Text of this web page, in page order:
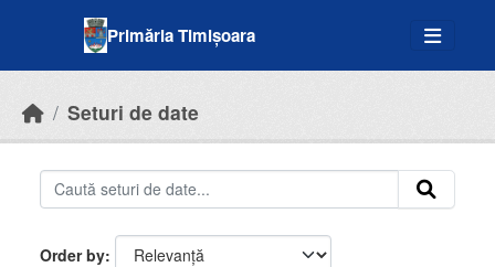
Primăria Timișoara
Seturi de date
Order by